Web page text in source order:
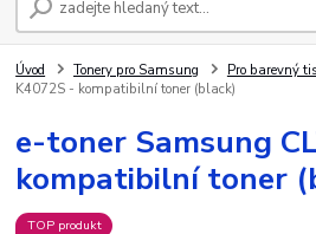
Úvod Tonery pro Samsung Pro barevný
K4072S - kompatibilní toner (black)
e-toner Samsung
kompatibilní toner
TOP produkt